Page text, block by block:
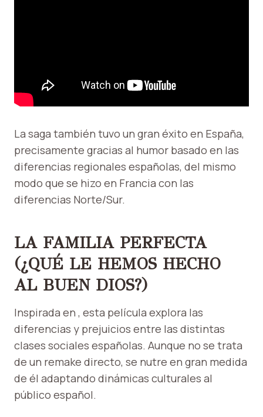
La saga también tuvo un gran éxito en España,
precisamente gracias al humor basado en las
diferencias regionales españolas, del mismo
modo que se hizo en Francia con las
diferencias Norte/Sur.
LA FAMILIA PERFECTA
(¿QUÉ LE HEMOS HECHO
AL BUEN DIOS?)
Inspirada en , esta película explora las
diferencias y prejuicios entre las distintas
clases sociales españolas. Aunque no se trata
de un remake directo, se nutre en gran medida
de él adaptando dinámicas culturales al
público español.